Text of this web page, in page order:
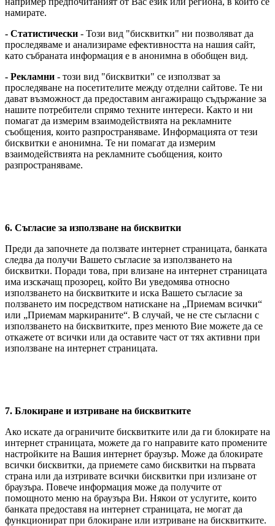
намирате.
- Статистически - Този вид "бисквитки" ни позволяват да
проследяваме и анализираме ефективността на нашия сайт,
като събраната информация е в анонимна в обобщен вид.
- Рекламни - този вид "бисквитки" се използват за
проследяване на посетителите между отделни сайтове. Те ни
дават възможност да предоставим ангажиращо съдържание за
нашите потребители спрямо техните интереси. Както и ни
помагат да измерим взаимодействията на рекламните
съобщения, които разпространяваме. Информацията от тези
бисквитки е анонимна. Те ни помагат да измерим
взаимодействията на рекламните съобщения, които
разпространяваме.
6. Съгласие за използване на бисквитки
Преди да започнете да ползвате интернет страницата, банката
следва да получи Вашето съгласие за използването на
бисквитки. Поради това, при влизане на интернет страницата
има изскачащ прозорец, който Ви уведомява относно
използването на бисквитките и иска Вашето съгласие за
ползването им посредством натискане на „Приемам всички“
или „Приемам маркираните“. В случай, че не сте съгласни с
използването на бисквитките, през менюто Вие можете да се
откажете от всички или да оставите част от тях активни при
използване на интернет страницата.
7. Блокиране и изтриване на бисквитките
Ако искате да ограничите бисквитките или да ги блокирате на
интернет страницата, можете да го направите като промените
настройките на Вашия интернет браузър. Може да блокирате
всички бисквитки, да приемете само бисквитки на първата
страна или да изтривате всички бисквитки при излизане от
браузъра. Повече информация може да получите от
помощното меню на браузъра Ви. Някои от услугите, които
банката предоставя на интернет страницата, не могат да
функционират при блокиране или изтриване на бисквитките.